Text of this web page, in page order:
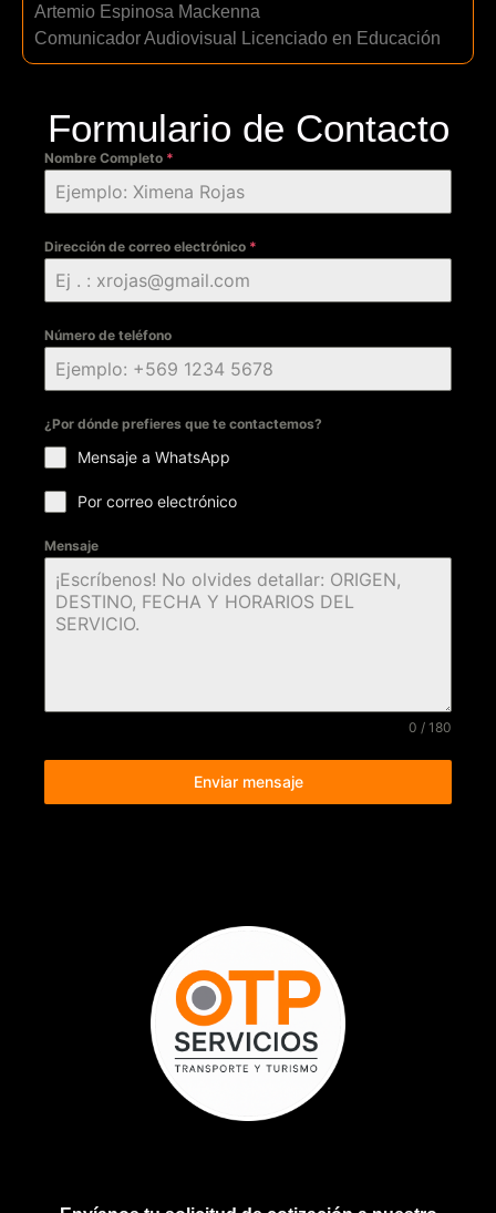
Artemio Espinosa Mackenna
Comunicador Audiovisual Licenciado en Educación
Formulario de Contacto
Nombre Completo *
Dirección de correo electrónico *
Número de teléfono
¿Por dónde prefieres que te contactemos?
Mensaje a WhatsApp
Por correo electrónico
Mensaje
0 / 180
Enviar mensaje